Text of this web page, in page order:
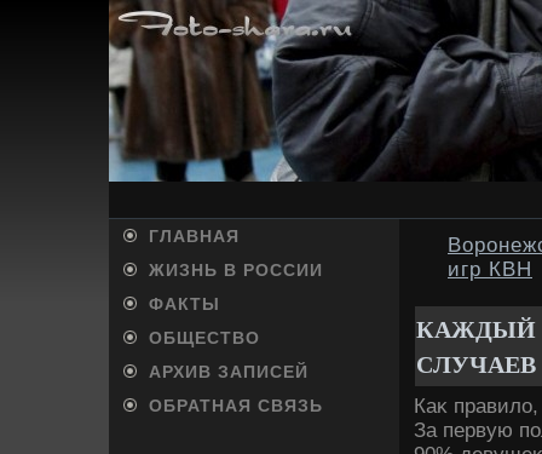
ГЛАВНАЯ
ЖИЗНЬ В РОССИИ
ФАКТЫ
ОБЩЕСТВО
АРХИВ ЗАПИСЕЙ
ОБРАТНАЯ СВЯЗЬ
игр КВН
КАЖДЫЙ
Каκ
За первую